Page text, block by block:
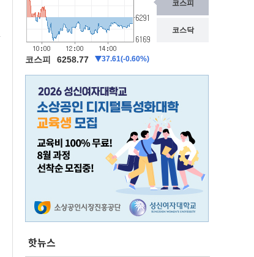
핫뉴스